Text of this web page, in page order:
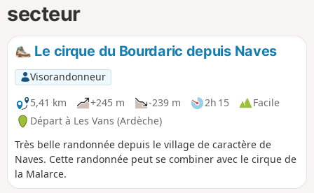
secteur
Le cirque du Bourdaric depuis Naves
Visorandonneur
5,41 km
+245 m -239 m 2h 15
Facile
Départ à Les Vans (Ardèche)
Très belle randonnée depuis le village de caractère de
Naves. Cette randonnée peut se combiner avec le cirque de
la Malarce.